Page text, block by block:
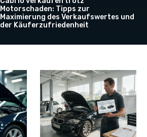
Motorschaden: Tipps zur
Maximierung des Verkaufswertes und
der Käuferzufriedenheit